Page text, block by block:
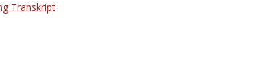
Transkript